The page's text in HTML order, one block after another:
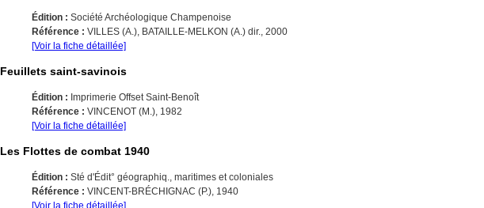
Édition : Société Archéologique Champenoise
Référence : VILLES (A.), BATAILLE-MELKON (A.) dir., 2000
[Voir la fiche détaillée]
Feuillets saint-savinois
Édition : Imprimerie Offset Saint-Benoît
Référence : VINCENOT (M.), 1982
[Voir la fiche détaillée]
Les Flottes de combat 1940
Édition : Sté d'Édit° géographiq., maritimes et coloniales
Référence : VINCENT-BRÉCHIGNAC (P.), 1940
[Voir la fiche détaillée]